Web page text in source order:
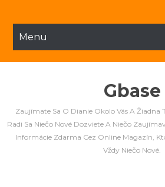
Menu
Gbase
Zaujímate Sa O Dianie Okolo Vás A Žiadna
Radi Sa Niečo Nové Dozviete A Niečo
Informácie Zdarma Cez Online Magazín,
Vždy Niečo Nové.